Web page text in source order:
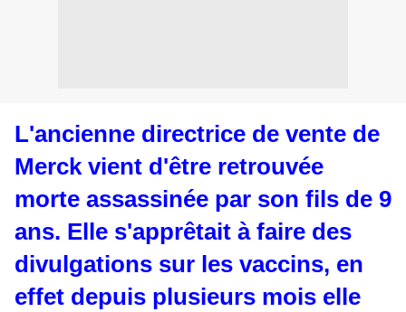
L'ancienne directrice de vente de
Merck vient d'être retrouvée
morte assassinée par son fils de 9
ans. Elle s'apprêtait à faire des
divulgations sur les vaccins, en
effet depuis plusieurs mois elle